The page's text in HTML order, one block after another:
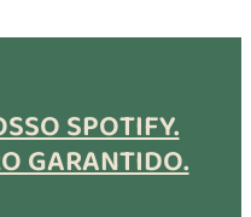
SPOTIFY.
GARANTIDO.